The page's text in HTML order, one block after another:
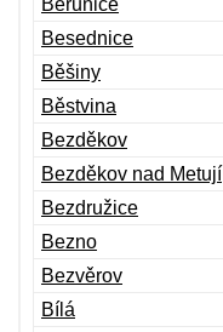
Běrunice
Besednice
Běšiny
Běstvina
Bezděkov
Bezděkov nad Metují
Bezdružice
Bezno
Bezvěrov
Bílá